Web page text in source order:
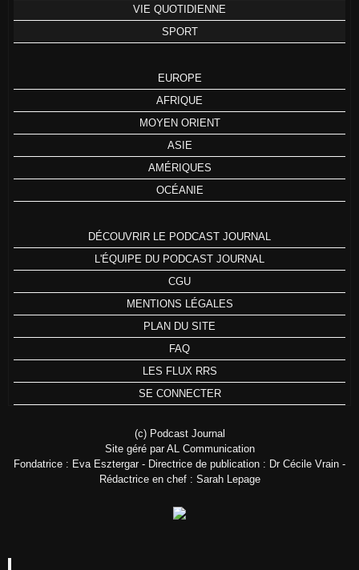
VIE QUOTIDIENNE
SPORT
EUROPE
AFRIQUE
MOYEN ORIENT
ASIE
AMÉRIQUES
OCÉANIE
DÉCOUVRIR LE PODCAST JOURNAL
L'ÉQUIPE DU PODCAST JOURNAL
CGU
MENTIONS LÉGALES
PLAN DU SITE
FAQ
LES FLUX RRS
SE CONNECTER
(c) Podcast Journal
Site géré par AL Communication
Fondatrice : Eva Esztergar - Directrice de publication : Dr Cécile Vrain -
Rédactrice en chef : Sarah Lepage